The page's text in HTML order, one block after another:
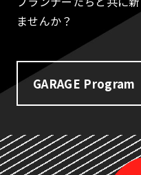
ませんか？
GARAGE Program